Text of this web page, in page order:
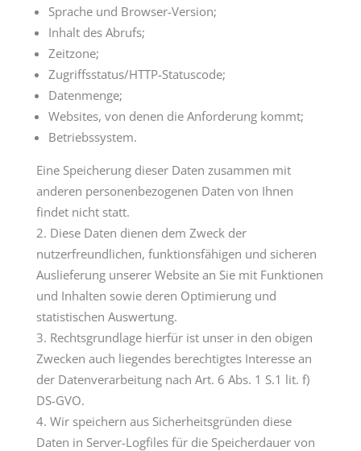
Sprache und Browser-Version;
Inhalt des Abrufs;
Zeitzone;
Zugriffsstatus/HTTP-Statuscode;
Datenmenge;
Websites, von denen die Anforderung kommt;
Betriebssystem.
Eine Speicherung dieser Daten zusammen mit
anderen personenbezogenen Daten von Ihnen
findet nicht statt.
Diese Daten dienen dem Zweck der
nutzerfreundlichen, funktionsfähigen und sicheren
Auslieferung unserer Website an Sie mit Funktionen
und Inhalten sowie deren Optimierung und
statistischen Auswertung.
Rechtsgrundlage hierfür ist unser in den obigen
Zwecken auch liegendes berechtigtes Interesse an
der Datenverarbeitung nach Art. 6 Abs. 1 S.1 lit. f)
DS-GVO.
Wir speichern aus Sicherheitsgründen diese
Daten in Server-Logfiles für die Speicherdauer von